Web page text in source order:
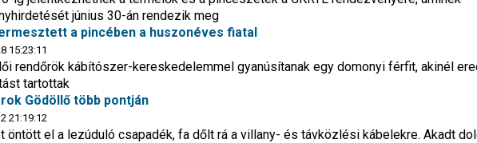
június 30-án rendezik meg
a pincében a huszonéves fiatal
15:23:11
rendőrök kábítószer-kereskedelemmel gyanúsítanak egy domonyi férfit, akinél
tartottak
Gödöllő több pontján
21:19:12
öntött el a lezúduló csapadék, fa dőlt rá a villany- és távközlési kábelekre. Akadt